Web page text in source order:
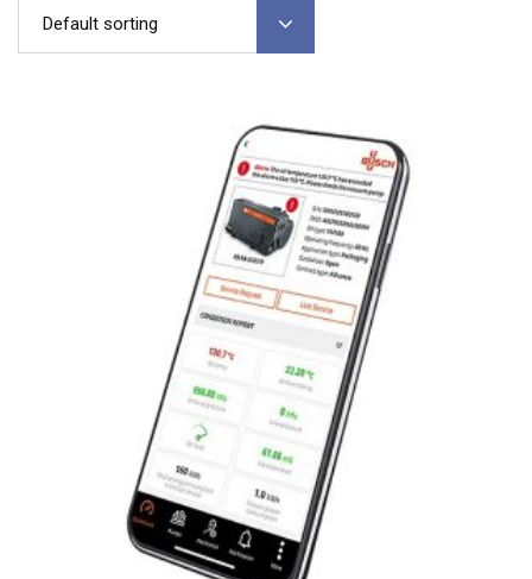
Default sorting